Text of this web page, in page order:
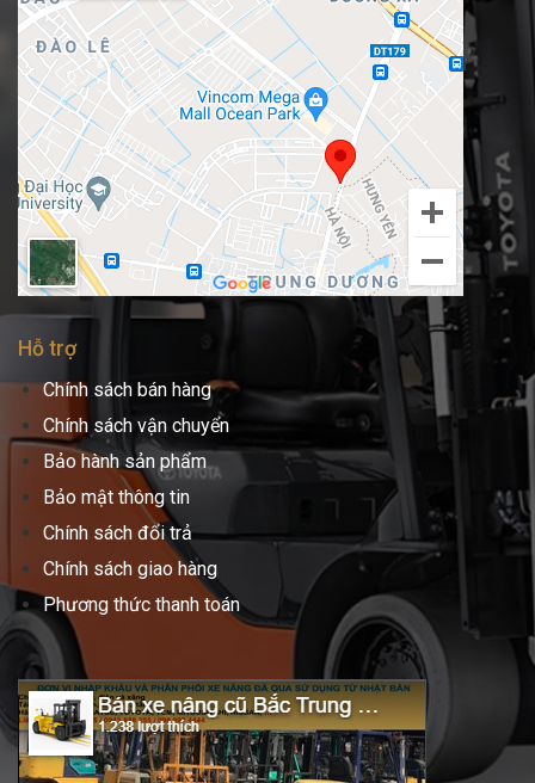
Hỗ trợ
Chính sách bán hàng
Chính sách vận chuyển
Bảo hành sản phẩm
Bảo mật thông tin
Chính sách đổi trả
Chính sách giao hàng
Phương thức thanh toán